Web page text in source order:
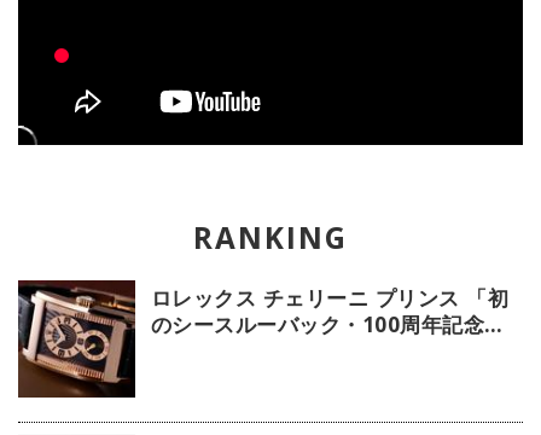
ロレックス チェリーニ プリンス 「初
のシースルーバック・100周年記念モ